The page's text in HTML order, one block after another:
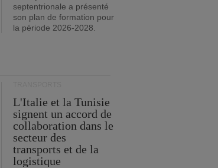
septentrionale a présenté
son plan de formation pour
la période 2026-2028.
L'Italie et la Tunisie
signent un accord de
collaboration dans le
secteur des
transports et de la
logistique